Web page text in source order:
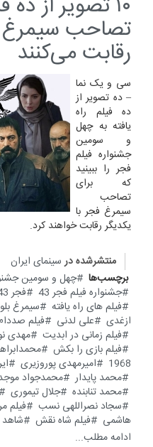
رقابت می‌کنند
سی و یک نما
– ده تصویر از
ده فیلم راه
یافته به چهل
و سومین
جشنواره فیلم
فجر را ببینید
که برای
تصاحب
سیمرغ فجر با
یکدیگر رقابت خواهند کرد.
منتشرشده در سینمای ایران
برچسب‌ها
چهل و سومین
جشنواره فیلم فجر 43
فجر 43
فیلم های راه یافته
سیمرغ
ازغدی
علی لدنی فیلم
فیلم زمانی در ابدیت
مهدی
فیلم بازی را بکش
1968
امیرمهدی پوروزیری
محمد پایدار
محمدجواد
محمد تنابنده
جلال تیموری
سجاد نصراللهی نسب
فیلم
هاشمی
فیلم شاه نقش شاهد
ادامه مطلب...